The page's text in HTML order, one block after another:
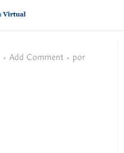
Add Comment por